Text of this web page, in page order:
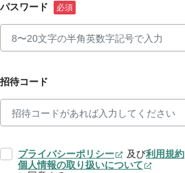
パスワード
招待コード
プライバシーポリシー 及び利用規約
個人情報の取り扱いについて